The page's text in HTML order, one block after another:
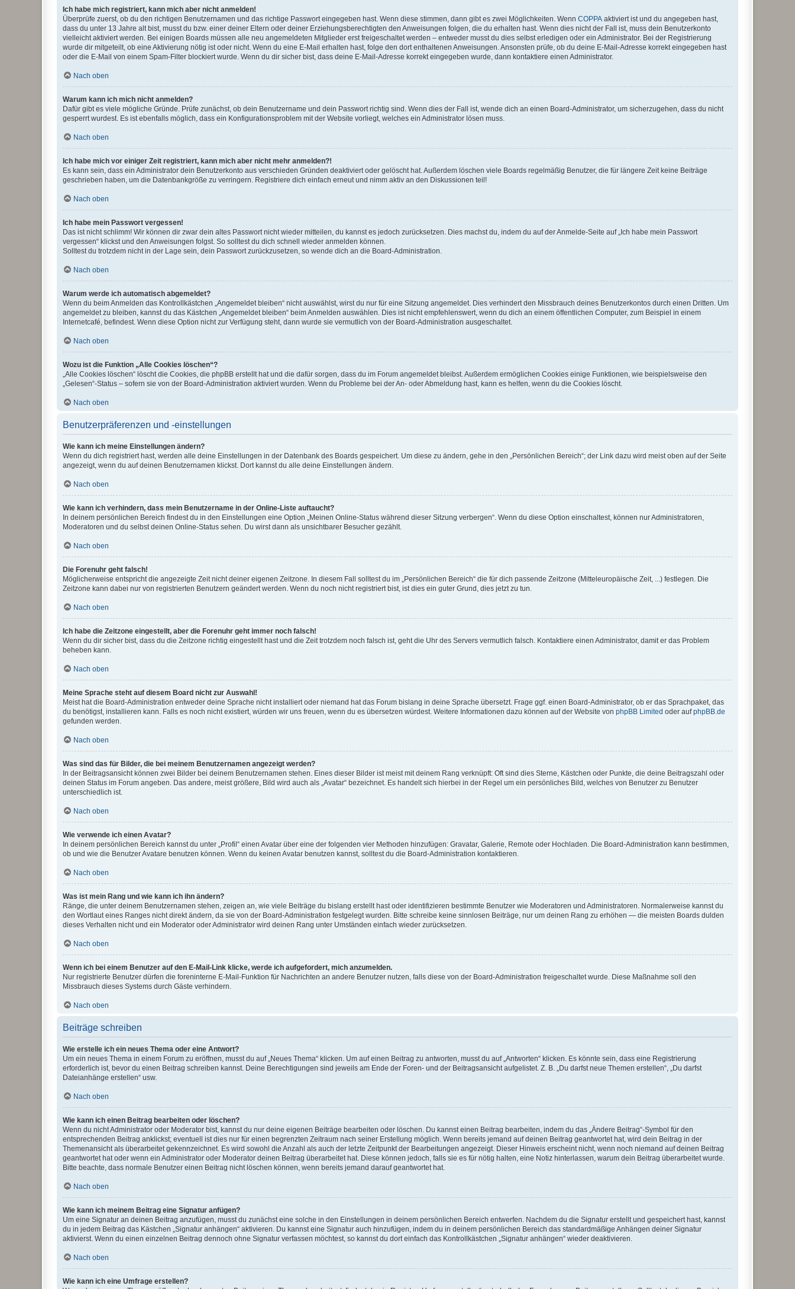
Ich habe mich registriert, kann mich aber nicht anmelden!
Überprüfe zuerst, ob du den richtigen Benutzernamen und das richtige Passwort eingegeben hast. Wenn diese stimmen, dann gibt es zwei Möglichkeiten. Wenn COPPA aktiviert ist und du angegeben hast,
dass du unter 13 Jahre alt bist, musst du bzw. einer deiner Eltern oder deiner Erziehungsberechtigten den Anweisungen folgen, die du erhalten hast. Wenn dies nicht der Fall ist, muss dein Benutzerkonto
vielleicht aktiviert werden. Bei einigen Boards müssen alle neu angemeldeten Mitglieder erst freigeschaltet werden – entweder musst du dies selbst erledigen oder ein Administrator. Bei der Registrierung
wurde dir mitgeteilt, ob eine Aktivierung nötig ist oder nicht. Wenn du eine E-Mail erhalten hast, folge den dort enthaltenen Anweisungen. Ansonsten prüfe, ob du deine E-Mail-Adresse korrekt eingegeben hast
oder die E-Mail von einem Spam-Filter blockiert wurde. Wenn du dir sicher bist, dass deine E-Mail-Adresse korrekt eingegeben wurde, dann kontaktiere einen Administrator.
Nach oben
Warum kann ich mich nicht anmelden?
Dafür gibt es viele mögliche Gründe. Prüfe zunächst, ob dein Benutzername und dein Passwort richtig sind. Wenn dies der Fall ist, wende dich an einen Board-Administrator, um sicherzugehen, dass du nicht
gesperrt wurdest. Es ist ebenfalls möglich, dass ein Konfigurationsproblem mit der Website vorliegt, welches ein Administrator lösen muss.
Nach oben
Ich habe mich vor einiger Zeit registriert, kann mich aber nicht mehr anmelden?!
Es kann sein, dass ein Administrator dein Benutzerkonto aus verschieden Gründen deaktiviert oder gelöscht hat. Außerdem löschen viele Boards regelmäßig Benutzer, die für längere Zeit keine Beiträge
geschrieben haben, um die Datenbankgröße zu verringern. Registriere dich einfach erneut und nimm aktiv an den Diskussionen teil!
Nach oben
Ich habe mein Passwort vergessen!
Das ist nicht schlimm! Wir können dir zwar dein altes Passwort nicht wieder mitteilen, du kannst es jedoch zurücksetzen. Dies machst du, indem du auf der Anmelde-Seite auf „Ich habe mein Passwort
vergessen“ klickst und den Anweisungen folgst. So solltest du dich schnell wieder anmelden können.
Solltest du trotzdem nicht in der Lage sein, dein Passwort zurückzusetzen, so wende dich an die Board-Administration.
Nach oben
Warum werde ich automatisch abgemeldet?
Wenn du beim Anmelden das Kontrollkästchen „Angemeldet bleiben“ nicht auswählst, wirst du nur für eine Sitzung angemeldet. Dies verhindert den Missbrauch deines Benutzerkontos durch einen Dritten. Um
angemeldet zu bleiben, kannst du das Kästchen „Angemeldet bleiben“ beim Anmelden auswählen. Dies ist nicht empfehlenswert, wenn du dich an einem öffentlichen Computer, zum Beispiel in einem
Internetcafé, befindest. Wenn diese Option nicht zur Verfügung steht, dann wurde sie vermutlich von der Board-Administration ausgeschaltet.
Nach oben
Wozu ist die Funktion „Alle Cookies löschen“?
„Alle Cookies löschen“ löscht die Cookies, die phpBB erstellt hat und die dafür sorgen, dass du im Forum angemeldet bleibst. Außerdem ermöglichen Cookies einige Funktionen, wie beispielsweise den
„Gelesen“-Status – sofern sie von der Board-Administration aktiviert wurden. Wenn du Probleme bei der An- oder Abmeldung hast, kann es helfen, wenn du die Cookies löscht.
Nach oben
Benutzerpräferenzen und -einstellungen
Wie kann ich meine Einstellungen ändern?
Wenn du dich registriert hast, werden alle deine Einstellungen in der Datenbank des Boards gespeichert. Um diese zu ändern, gehe in den „Persönlichen Bereich“; der Link dazu wird meist oben auf der Seite
angezeigt, wenn du auf deinen Benutzernamen klickst. Dort kannst du alle deine Einstellungen ändern.
Nach oben
Wie kann ich verhindern, dass mein Benutzername in der Online-Liste auftaucht?
In deinem persönlichen Bereich findest du in den Einstellungen eine Option „Meinen Online-Status während dieser Sitzung verbergen“. Wenn du diese Option einschaltest, können nur Administratoren,
Moderatoren und du selbst deinen Online-Status sehen. Du wirst dann als unsichtbarer Besucher gezählt.
Nach oben
Die Forenuhr geht falsch!
Möglicherweise entspricht die angezeigte Zeit nicht deiner eigenen Zeitzone. In diesem Fall solltest du im „Persönlichen Bereich“ die für dich passende Zeitzone (Mitteleuropäische Zeit, ...) festlegen. Die
Zeitzone kann dabei nur von registrierten Benutzern geändert werden. Wenn du noch nicht registriert bist, ist dies ein guter Grund, dies jetzt zu tun.
Nach oben
Ich habe die Zeitzone eingestellt, aber die Forenuhr geht immer noch falsch!
Wenn du dir sicher bist, dass du die Zeitzone richtig eingestellt hast und die Zeit trotzdem noch falsch ist, geht die Uhr des Servers vermutlich falsch. Kontaktiere einen Administrator, damit er das Problem
beheben kann.
Nach oben
Meine Sprache steht auf diesem Board nicht zur Auswahl!
Meist hat die Board-Administration entweder deine Sprache nicht installiert oder niemand hat das Forum bislang in deine Sprache übersetzt. Frage ggf. einen Board-Administrator, ob er das Sprachpaket, das
du benötigst, installieren kann. Falls es noch nicht existiert, würden wir uns freuen, wenn du es übersetzen würdest. Weitere Informationen dazu können auf der Website von phpBB Limited oder aufphpBB.de
gefunden werden.
Nach oben
Was sind das für Bilder, die bei meinem Benutzernamen angezeigt werden?
In der Beitragsansicht können zwei Bilder bei deinem Benutzernamen stehen. Eines dieser Bilder ist meist mit deinem Rang verknüpft: Oft sind dies Sterne, Kästchen oder Punkte, die deine Beitragszahl oder
deinen Status im Forum angeben. Das andere, meist größere, Bild wird auch als „Avatar“ bezeichnet. Es handelt sich hierbei in der Regel um ein persönliches Bild, welches von Benutzer zu Benutzer
unterschiedlich ist.
Nach oben
Wie verwende ich einen Avatar?
In deinem persönlichen Bereich kannst du unter „Profil“ einen Avatar über eine der folgenden vier Methoden hinzufügen: Gravatar, Galerie, Remote oder Hochladen. Die Board-Administration kann bestimmen,
ob und wie die Benutzer Avatare benutzen können. Wenn du keinen Avatar benutzen kannst, solltest du die Board-Administration kontaktieren.
Nach oben
Was ist mein Rang und wie kann ich ihn ändern?
Ränge, die unter deinem Benutzernamen stehen, zeigen an, wie viele Beiträge du bislang erstellt hast oder identifizieren bestimmte Benutzer wie Moderatoren und Administratoren. Normalerweise kannst du
den Wortlaut eines Ranges nicht direkt ändern, da sie von der Board-Administration festgelegt wurden. Bitte schreibe keine sinnlosen Beiträge, nur um deinen Rang zu erhöhen — die meisten Boards dulden
dieses Verhalten nicht und ein Moderator oder Administrator wird deinen Rang unter Umständen einfach wieder zurücksetzen.
Nach oben
Wenn ich bei einem Benutzer auf den E-Mail-Link klicke, werde ich aufgefordert, mich anzumelden.
Nur registrierte Benutzer dürfen die foreninterne E-Mail-Funktion für Nachrichten an andere Benutzer nutzen, falls diese von der Board-Administration freigeschaltet wurde. Diese Maßnahme soll den
Missbrauch dieses Systems durch Gäste verhindern.
Nach oben
Beiträge schreiben
Wie erstelle ich ein neues Thema oder eine Antwort?
Um ein neues Thema in einem Forum zu eröffnen, musst du auf „Neues Thema“ klicken. Um auf einen Beitrag zu antworten, musst du auf „Antworten“ klicken. Es könnte sein, dass eine Registrierung
erforderlich ist, bevor du einen Beitrag schreiben kannst. Deine Berechtigungen sind jeweils am Ende der Foren- und der Beitragsansicht aufgelistet. Z. B. „Du darfst neue Themen erstellen“, „Du darfst
Dateianhänge erstellen“ usw.
Nach oben
Wie kann ich einen Beitrag bearbeiten oder löschen?
Wenn du nicht Administrator oder Moderator bist, kannst du nur deine eigenen Beiträge bearbeiten oder löschen. Du kannst einen Beitrag bearbeiten, indem du das „Ändere Beitrag“-Symbol für den
entsprechenden Beitrag anklickst; eventuell ist dies nur für einen begrenzten Zeitraum nach seiner Erstellung möglich. Wenn bereits jemand auf deinen Beitrag geantwortet hat, wird dein Beitrag in der
Themenansicht als überarbeitet gekennzeichnet. Es wird sowohl die Anzahl als auch der letzte Zeitpunkt der Bearbeitungen angezeigt. Dieser Hinweis erscheint nicht, wenn noch niemand auf deinen Beitrag
geantwortet hat oder wenn ein Administrator oder Moderator deinen Beitrag überarbeitet hat. Diese können jedoch, falls sie es für nötig halten, eine Notiz hinterlassen, warum dein Beitrag überarbeitet wurde.
Bitte beachte, dass normale Benutzer einen Beitrag nicht löschen können, wenn bereits jemand darauf geantwortet hat.
Nach oben
Wie kann ich meinem Beitrag eine Signatur anfügen?
Um eine Signatur an deinen Beitrag anzufügen, musst du zunächst eine solche in den Einstellungen in deinem persönlichen Bereich entwerfen. Nachdem du die Signatur erstellt und gespeichert hast, kannst
du in jedem Beitrag das Kästchen „Signatur anhängen“ aktivieren. Du kannst eine Signatur auch hinzufügen, indem du in deinem persönlichen Bereich das standardmäßige Anhängen deiner Signatur
aktivierst. Wenn du einen einzelnen Beitrag dennoch ohne Signatur verfassen möchtest, so kannst du dort einfach das Kontrollkästchen „Signatur anhängen“ wieder deaktivieren.
Nach oben
Wie kann ich eine Umfrage erstellen?